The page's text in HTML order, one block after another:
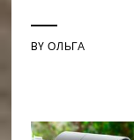
BYОЛЬГА